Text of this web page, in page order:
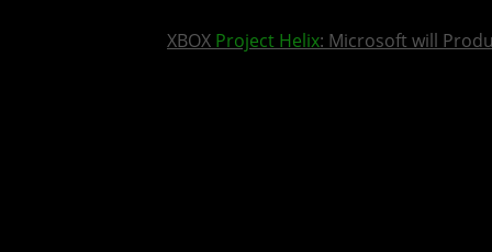
XBOX Project Helix: Microsoft will